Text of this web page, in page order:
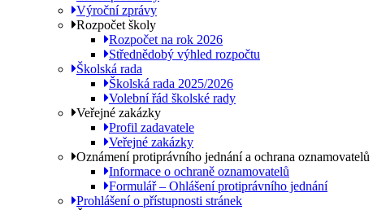
Výroční zprávy
Rozpočet školy
Rozpočet na rok 2026
Střednědobý výhled rozpočtu
Školská rada
Školská rada 2025/2026
Volební řád školské rady
Veřejné zakázky
Profil zadavatele
Veřejné zakázky
Oznámení protiprávního jednání a ochrana oznamovatelů
Informace o ochraně oznamovatelů
Formulář – Ohlášení protiprávního jednání
Prohlášení o přístupnosti stránek